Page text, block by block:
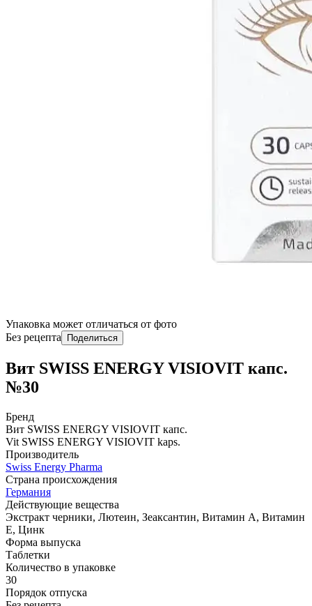
Упаковка может отличаться от фото
Без рецепта
Поделиться
Вит SWISS ENERGY VISIOVIT капс.
№30
Бренд
Вит SWISS ENERGY VISIOVIT капс.
Vit SWISS ENERGY VISIOVIT kaps.
Производитель
Swiss Energy Pharma
Страна происхождения
Германия
Действующие вещества
Экстракт черники, Лютеин, Зеаксантин, Витамин A, Витамин
E, Цинк
Форма выпуска
Таблетки
Количество в упаковке
30
Порядок отпуска